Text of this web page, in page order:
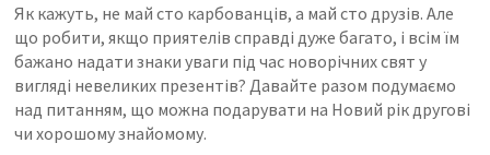
Як кажуть, не май сто карбованців, а май сто друзів. Але
що робити, якщо приятелів справді дуже багато, і всім їм
бажано надати знаки уваги під час новорічних свят у
вигляді невеликих презентів? Давайте разом подумаємо
над питанням, що можна подарувати на Новий рік другові
чи хорошому знайомому.